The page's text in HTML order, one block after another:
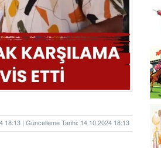
18:13 | Güncelleme Tarihi: 14.10.2024 18:13